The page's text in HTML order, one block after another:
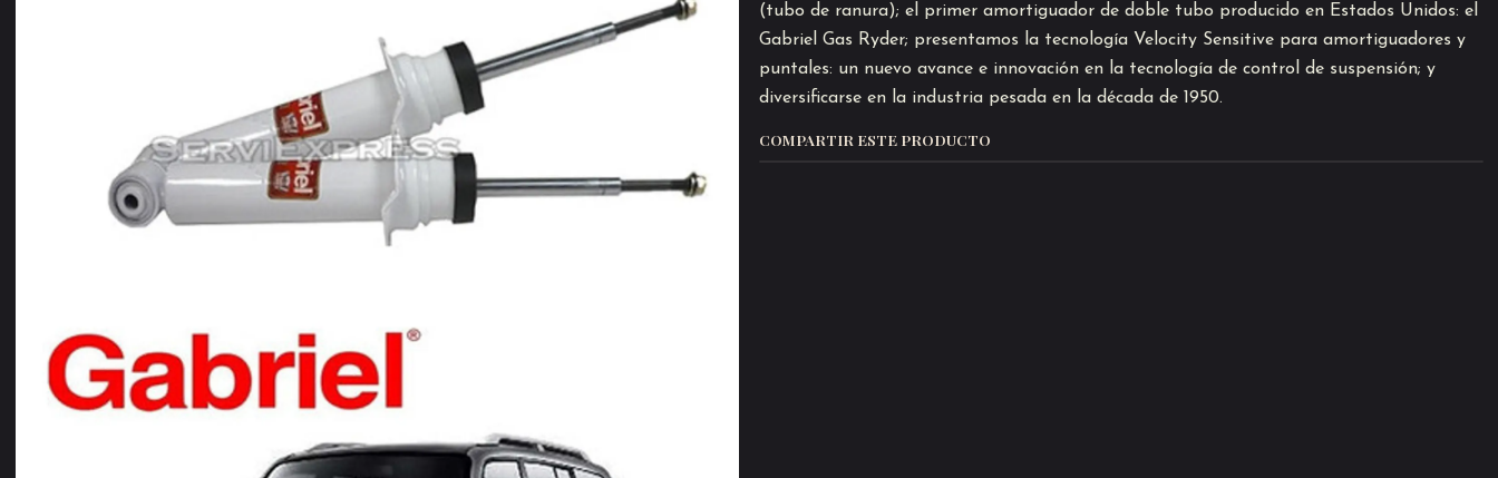
(tubo de ranura); el primer amortiguador de doble tubo producido en Estados Unidos: el
Gabriel Gas Ryder; presentamos la tecnología Velocity Sensitive para amortiguadores y
puntales: un nuevo avance e innovación en la tecnología de control de suspensión; y
diversificarse en la industria pesada en la década de 1950.
COMPARTIR ESTE PRODUCTO